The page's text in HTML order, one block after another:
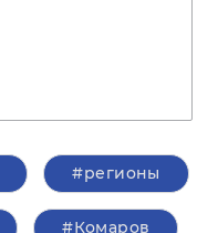
#регионы
#Комаров